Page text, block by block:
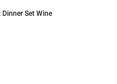
Dinner Set Wine